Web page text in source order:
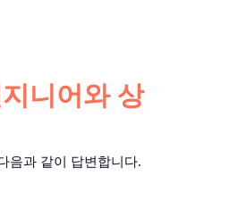
니어와 상
음과 같이 답변합니다.